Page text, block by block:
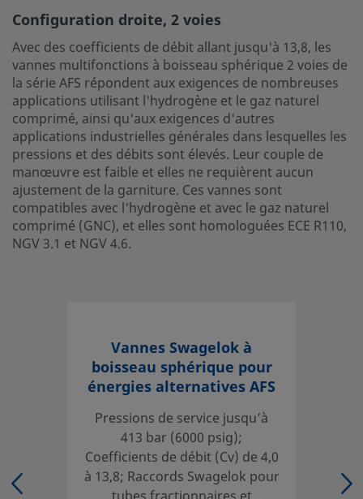
UNSPSC (11.0501)
40141607
UNSPSC (13.0601)
40141607
UNSPSC (15.1)
40141607
UNSPSC (17.1001)
40141607
Configuration droite, 2 voies
Avec des coefficients de débit allant jusqu'à 13,8, les
multifonctions à boisseau sphérique 2 voies de la série
aux exigences de nombreuses applications utilisant
gaz naturel comprimé, ainsi qu'aux exigences d'autres
homologuées ECE R110, NGV 3.1 et NGV 4.6.
Ouvrir une session ou s’inscrirepour afficher des prix
Contact
Si vous avez des questions concernant ce produit,
votre distributeur agréé. Celui-ci pourra également vous
des services qui vous permettront de tirer le meilleur
Configuration droite, 2 voies
Avec des coefficients de débit allant jusqu'à 13,8, les
vannes multifonctions à boisseau sphérique 2 voies de
la série AFS répondent aux exigences de nombreuses
applications utilisant l'hydrogène et le gaz naturel
comprimé, ainsi qu'aux exigences d'autres
applications industrielles générales dans lesquelles les
pressions et des débits sont élevés. Leur couple de
manœuvre est faible et elles ne requièrent aucun
ajustement de la garniture. Ces vannes sont
compatibles avec l'hydrogène et avec le gaz naturel
comprimé (GNC), et elles sont homologuées ECE R110,
NGV 3.1 et NGV 4.6.
Vannes Swagelok à
boisseau sphérique pour
énergies alternatives AFS
Pressions de service jusqu’à
413 bar (6000 psig);
Coefficients de débit (Cv) de 4,0
à 13,8; Raccords Swagelok pour